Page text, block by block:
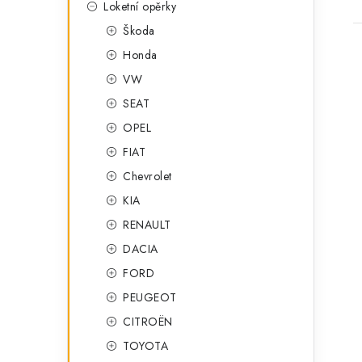
Loketní opěrky
Škoda
Honda
VW
SEAT
OPEL
FIAT
Chevrolet
KIA
RENAULT
DACIA
FORD
PEUGEOT
CITROËN
TOYOTA